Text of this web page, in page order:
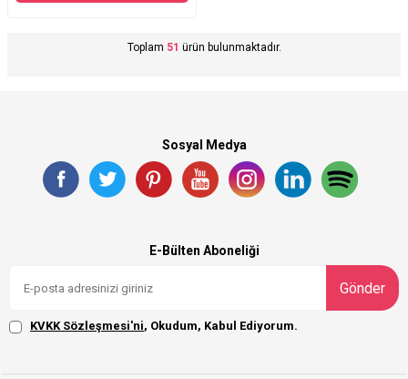
Toplam 51 ürün bulunmaktadır.
Sosyal Medya
E-Bülten Aboneliği
Gönder
KVKK Sözleşmesi'ni, Okudum, Kabul Ediyorum.